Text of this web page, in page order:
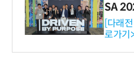
SA
와의
-바이
보
[다래
로가기